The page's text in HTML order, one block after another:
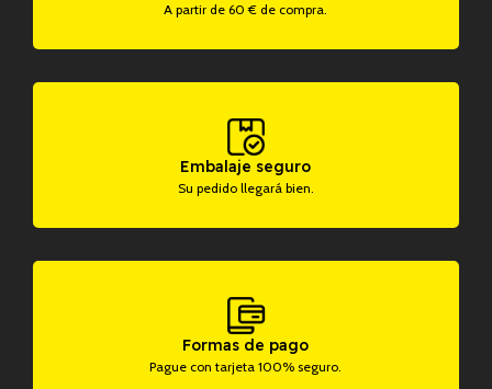
A partir de 60 € de compra.
Embalaje seguro
Su pedido llegará bien.
Formas de pago
Pague con tarjeta 100% seguro.